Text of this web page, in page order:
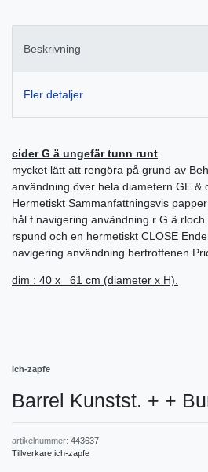
Beskrivning
Fler detaljer
cider G ä ungefär tunn runt
mycket lätt att rengöra på grund av
användning över hela diametern GE &
Hermetiskt Sammanfattningsvis
hål f navigering användning r G ä
rspund och en hermetiskt CLOSE
navigering användning bertroffenen
dim : 40 x 61 cm (diameter x H).
Ich-zapfe
Barrel Kunstst. + +
artikelnummer: 443637
Tillverkare:ich-zapfe